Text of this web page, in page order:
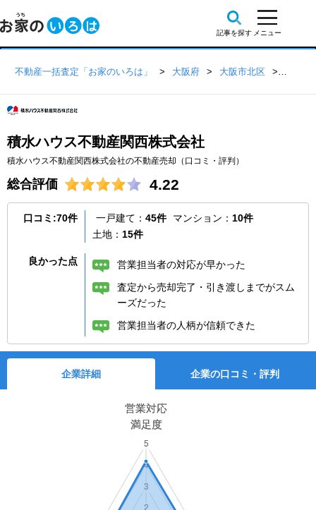
不動産一括査定「お家のいろは」 大阪府 大阪市北区
積水ハウス不動産関西株式会社
積水ハウス不動産関西株式会社の不動産売却（口コミ・評判）
総合評価 4.22
口コミ:70件 一戸建て： 45件 マンション： 10件
土地： 15件
良かった点
営業担当者の対応が早かった
査定から売却完了・引き渡しまでがスム
ーズだった
営業担当者の人柄が信頼できた
企業詳細 企業の口コミ・評判